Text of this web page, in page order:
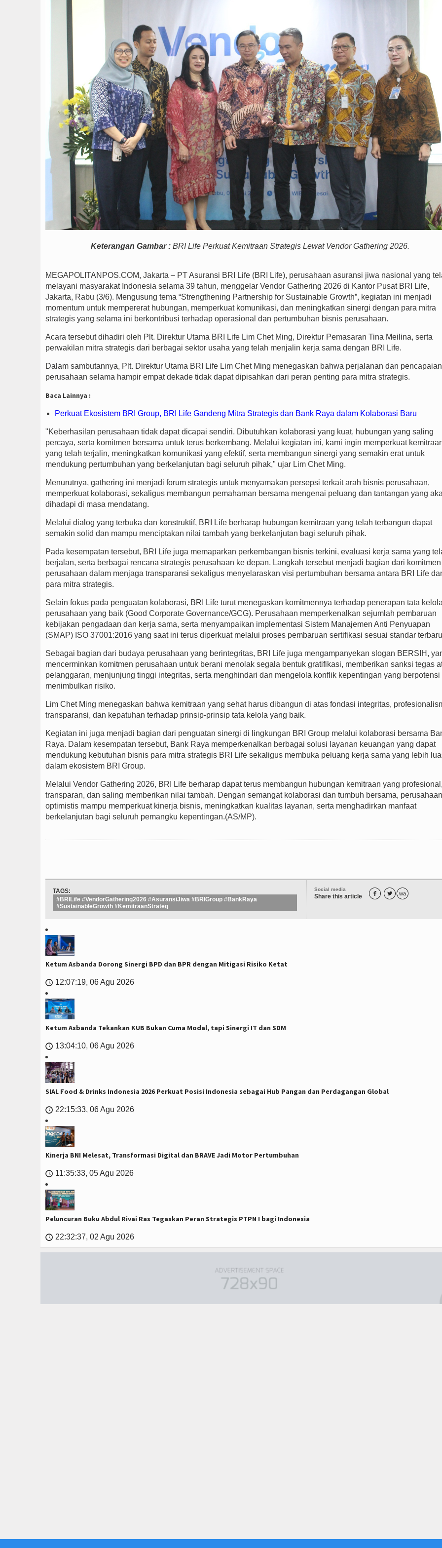
Keterangan Gambar : BRI Life Perkuat Kemitraan Strategis Lewat Vendor Gathering 2026.
MEGAPOLITANPOS.COM, Jakarta – PT Asuransi BRI Life (BRI Life), perusahaan asuransi jiwa nasional yang
melayani masyarakat Indonesia selama 39 tahun, menggelar Vendor Gathering 2026 di Kantor Pusat BRI Life,
Jakarta, Rabu (3/6). Mengusung tema “Strengthening Partnership for Sustainable Growth”, kegiatan ini menjadi
momentum untuk mempererat hubungan, memperkuat komunikasi, dan meningkatkan sinergi dengan para mitra
strategis yang selama ini berkontribusi terhadap operasional dan pertumbuhan bisnis perusahaan.
Acara tersebut dihadiri oleh Plt. Direktur Utama BRI Life Lim Chet Ming, Direktur Pemasaran Tina Meilina, serta
perwakilan mitra strategis dari berbagai sektor usaha yang telah menjalin kerja sama dengan BRI Life.
Dalam sambutannya, Plt. Direktur Utama BRI Life Lim Chet Ming menegaskan bahwa perjalanan dan pencapaian
perusahaan selama hampir empat dekade tidak dapat dipisahkan dari peran penting para mitra strategis.
Baca Lainnya :
Perkuat Ekosistem BRI Group, BRI Life Gandeng Mitra Strategis dan Bank Raya dalam Kolaborasi Baru
"Keberhasilan perusahaan tidak dapat dicapai sendiri. Dibutuhkan kolaborasi yang kuat, hubungan yang saling
percaya, serta komitmen bersama untuk terus berkembang. Melalui kegiatan ini, kami ingin memperkuat
yang telah terjalin, meningkatkan komunikasi yang efektif, serta membangun sinergi yang semakin erat untuk
mendukung pertumbuhan yang berkelanjutan bagi seluruh pihak," ujar Lim Chet Ming.
Menurutnya, gathering ini menjadi forum strategis untuk menyamakan persepsi terkait arah bisnis perusahaan,
memperkuat kolaborasi, sekaligus membangun pemahaman bersama mengenai peluang dan tantangan yang
dihadapi di masa mendatang.
Melalui dialog yang terbuka dan konstruktif, BRI Life berharap hubungan kemitraan yang telah terbangun dapat
semakin solid dan mampu menciptakan nilai tambah yang berkelanjutan bagi seluruh pihak.
Pada kesempatan tersebut, BRI Life juga memaparkan perkembangan bisnis terkini, evaluasi kerja sama yang
berjalan, serta berbagai rencana strategis perusahaan ke depan. Langkah tersebut menjadi bagian dari komitmen
perusahaan dalam menjaga transparansi sekaligus menyelaraskan visi pertumbuhan bersama antara BRI Life
para mitra strategis.
Selain fokus pada penguatan kolaborasi, BRI Life turut menegaskan komitmennya terhadap penerapan tata
perusahaan yang baik (Good Corporate Governance/GCG). Perusahaan memperkenalkan sejumlah pembaruan
kebijakan pengadaan dan kerja sama, serta menyampaikan implementasi Sistem Manajemen Anti Penyuapan
(SMAP) ISO 37001:2016 yang saat ini terus diperkuat melalui proses pembaruan sertifikasi sesuai standar
Sebagai bagian dari budaya perusahaan yang berintegritas, BRI Life juga mengampanyekan slogan BERSIH,
mencerminkan komitmen perusahaan untuk berani menolak segala bentuk gratifikasi, memberikan sanksi tegas
pelanggaran, menjunjung tinggi integritas, serta menghindari dan mengelola konflik kepentingan yang berpotensi
menimbulkan risiko.
Lim Chet Ming menegaskan bahwa kemitraan yang sehat harus dibangun di atas fondasi integritas,
transparansi, dan kepatuhan terhadap prinsip-prinsip tata kelola yang baik.
Kegiatan ini juga menjadi bagian dari penguatan sinergi di lingkungan BRI Group melalui kolaborasi bersama
Raya. Dalam kesempatan tersebut, Bank Raya memperkenalkan berbagai solusi layanan keuangan yang dapat
mendukung kebutuhan bisnis para mitra strategis BRI Life sekaligus membuka peluang kerja sama yang lebih
dalam ekosistem BRI Group.
Melalui Vendor Gathering 2026, BRI Life berharap dapat terus membangun hubungan kemitraan yang
transparan, dan saling memberikan nilai tambah. Dengan semangat kolaborasi dan tumbuh bersama, perusahaan
optimistis mampu memperkuat kinerja bisnis, meningkatkan kualitas layanan, serta menghadirkan manfaat
berkelanjutan bagi seluruh pemangku kepentingan.(AS/MP).
Social media
Share this article   wa
TAGS:
#BRILife #VendorGathering2026 #AsuransiJiwa #BRIGroup #BankRaya
#SustainableGrowth #KemitraanStrateg
Ketum Asbanda Dorong Sinergi BPD dan BPR dengan Mitigasi Risiko Ketat
🕔 12:07:19, 06 Agu 2026
Ketum Asbanda Tekankan KUB Bukan Cuma Modal, tapi Sinergi IT dan SDM
🕔 13:04:10, 06 Agu 2026
SIAL Food & Drinks Indonesia 2026 Perkuat Posisi Indonesia sebagai Hub Pangan dan Perdagangan Global
🕔 22:15:33, 06 Agu 2026
Kinerja BNI Melesat, Transformasi Digital dan BRAVE Jadi Motor Pertumbuhan
🕔 11:35:33, 05 Agu 2026
Peluncuran Buku Abdul Rivai Ras Tegaskan Peran Strategis PTPN I bagi Indonesia
🕔 22:32:37, 02 Agu 2026